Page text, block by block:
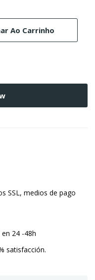
Ao Carrinho
SSL, medios de pago
24 -48h
satisfacción.